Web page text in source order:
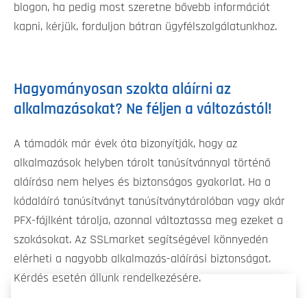
blogon, ha pedig most szeretne bővebb információt
kapni, kérjük, forduljon bátran ügyfélszolgálatunkhoz.
Hagyományosan szokta aláírni az
alkalmazásokat? Ne féljen a változástól!
A támadók már évek óta bizonyítják, hogy az
alkalmazások helyben tárolt tanúsítvánnyal történő
aláírása nem helyes és biztonságos gyakorlat. Ha a
kódaláíró tanúsítványt tanúsítványtárolóban vagy akár
PFX-fájlként tárolja, azonnal változtassa meg ezeket a
szokásokat. Az SSLmarket segítségével könnyedén
elérheti a nagyobb alkalmazás-aláírási biztonságot.
Kérdés esetén állunk rendelkezésére.